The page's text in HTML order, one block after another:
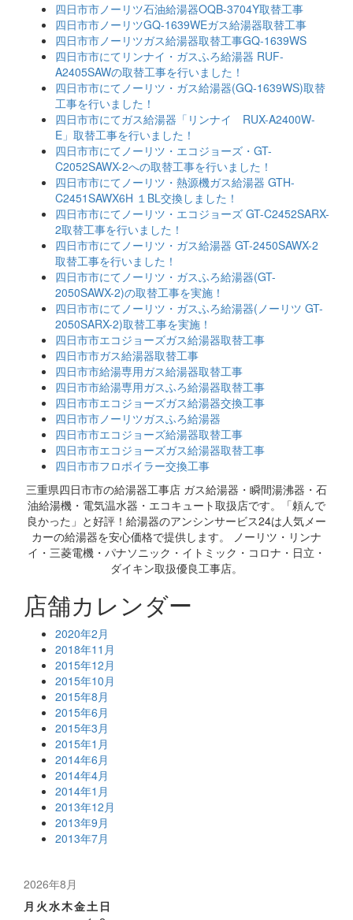
四日市市ノーリツ石油給湯器OQB-3704Y取替工事
四日市市ノーリツGQ-1639WEガス給湯器取替工事
四日市市ノーリツガス給湯器取替工事GQ-1639WS
四日市市にてリンナイ・ガスふろ給湯器 RUF-
A2405SAWの取替工事を行いました！
四日市市にてノーリツ・ガス給湯器(GQ-1639WS)取替
工事を行いました！
四日市市にてガス給湯器「リンナイ RUX-A2400W-
E」取替工事を行いました！
四日市市にてノーリツ・エコジョーズ・GT-
C2052SAWX-2への取替工事を行いました！
四日市市にてノーリツ・熱源機ガス給湯器 GTH-
C2451SAWX6H １BL交換しました！
四日市市にてノーリツ・エコジョーズ GT-C2452SARX-
2取替工事を行いました！
四日市市にてノーリツ・ガス給湯器 GT-2450SAWX-2
取替工事を行いました！
四日市市にてノーリツ・ガスふろ給湯器(GT-
2050SAWX-2)の取替工事を実施！
四日市市にてノーリツ・ガスふろ給湯器(ノーリツ GT-
2050SARX-2)取替工事を実施！
四日市市エコジョーズガス給湯器取替工事
四日市市ガス給湯器取替工事
四日市市給湯専用ガス給湯器取替工事
四日市市給湯専用ガスふろ給湯器取替工事
四日市市エコジョーズガス給湯器交換工事
四日市市ノーリツガスふろ給湯器
四日市市エコジョーズ給湯器取替工事
四日市市エコジョーズガス給湯器取替工事
四日市市フロボイラー交換工事
三重県四日市市の給湯器工事店 ガス給湯器・瞬間湯沸器・石
油給湯機・電気温水器・エコキュート取扱店です。「頼んで
良かった」と好評！給湯器のアンシンサービス24は人気メー
カーの給湯器を安心価格で提供します。 ノーリツ・リンナ
イ・三菱電機・パナソニック・イトミック・コロナ・日立・
ダイキン取扱優良工事店。
店舗カレンダー
2020年2月
2018年11月
2015年12月
2015年10月
2015年8月
2015年6月
2015年3月
2015年1月
2014年6月
2014年4月
2014年1月
2013年12月
2013年9月
2013年7月
2026年8月
月 火水木金土 日